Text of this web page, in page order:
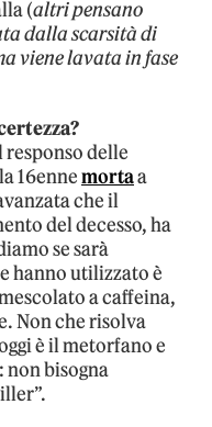
(altri pensano
dalla scarsità di
viene lavata in fase
delle
16ennemortaa
che il
del decesso, ha
se sarà
hanno utilizzato è
a caffeina,
Non che risolva
è il metorfano e
bisogna